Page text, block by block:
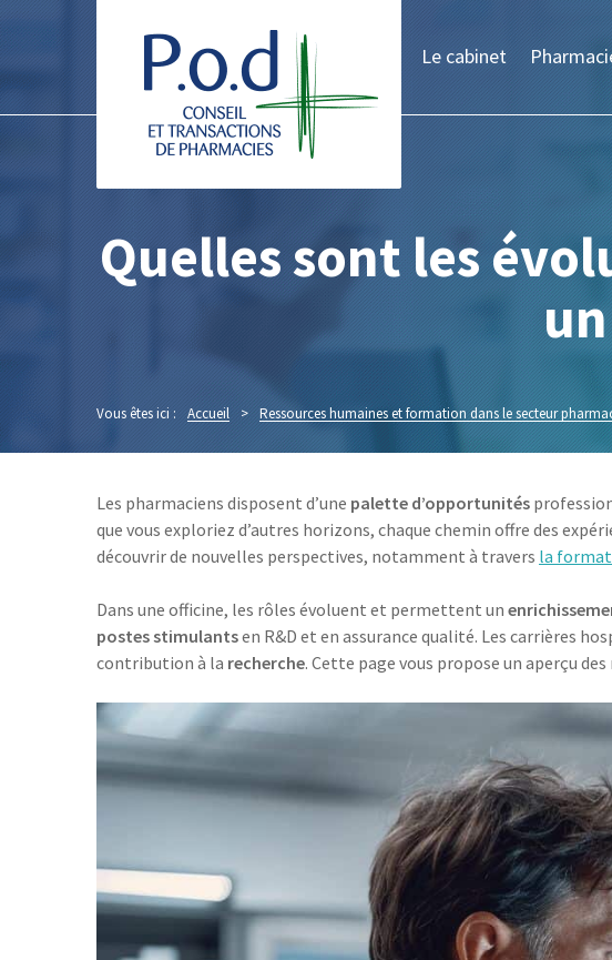
Le cabinet
Quelles sont les
Vous êtes ici : Accueil > Ressources humaines et formation dans le secteur
Les pharmaciens disposent d’une palette d’opportunités
que vous exploriez d’autres horizons, chaque chemin offre des
découvrir de nouvelles perspectives, notamment à travers la
Dans une officine, les rôles évoluent et permettent un
postes stimulantsen R&D et en assurance qualité. Les carrières
contribution à la recherche. Cette page vous propose un aperçu